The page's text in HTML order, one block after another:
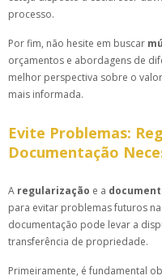
processo.
Por fim, não hesite em buscar
orçamentos e abordagens de
melhor perspectiva sobre o
mais informada.
Evite Problemas:
Documentação
A regularização e a
para evitar problemas futuros
documentação pode levar a
transferência de propriedade.
Primeiramente, é fundamental